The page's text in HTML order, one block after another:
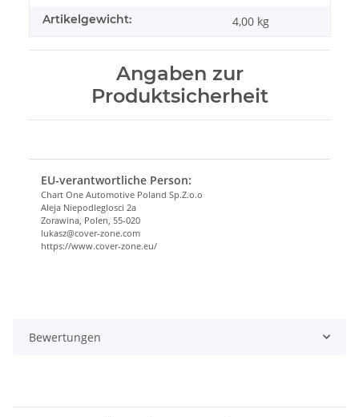
Artikelgewicht: 4,00 kg
Angaben zur
Produktsicherheit
EU-verantwortliche Person:
Chart One Automotive Poland Sp.Z.o.o
Aleja Niepodleglosci 2a
Zorawina, Polen, 55-020
lukasz@cover-zone.com
https://www.cover-zone.eu/
Bewertungen